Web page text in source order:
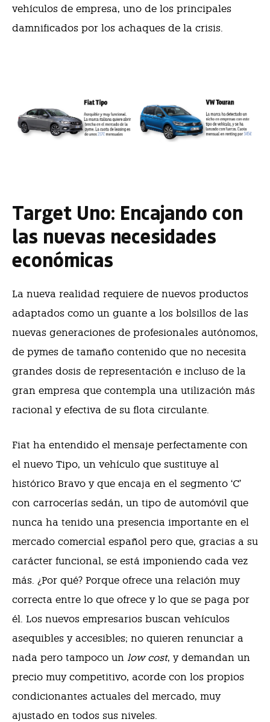
vehículos de empresa, uno de los principales
damnificados por los achaques de la crisis.
Target Uno: Encajando con
las nuevas necesidades
económicas
La nueva realidad requiere de nuevos productos
adaptados como un guante a los bolsillos de las
nuevas generaciones de profesionales autónomos,
de pymes de tamaño contenido que no necesita
grandes dosis de representación e incluso de la
gran empresa que contempla una utilización más
racional y efectiva de su flota circulante.
Fiat ha entendido el mensaje perfectamente con
el nuevo Tipo, un vehículo que sustituye al
histórico Bravo y que encaja en el segmento ‘C’
con carrocerías sedán, un tipo de automóvil que
nunca ha tenido una presencia importante en el
mercado comercial español pero que, gracias a su
carácter funcional, se está imponiendo cada vez
más. ¿Por qué? Porque ofrece una relación muy
correcta entre lo que ofrece y lo que se paga por
él. Los nuevos empresarios buscan vehículos
asequibles y accesibles; no quieren renunciar a
nada pero tampoco un low cost, y demandan un
precio muy competitivo, acorde con los propios
condicionantes actuales del mercado, muy
ajustado en todos sus niveles.